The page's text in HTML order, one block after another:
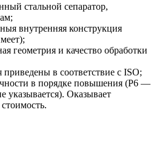
стальной сепаратор,
внутренняя конструкция
геометрия и качество обработки
в соответствие с ISO;
в порядке повышения (P6 —
указывается). Оказывает